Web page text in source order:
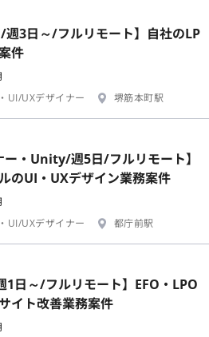
/週3日～/フルリモート】自社のLP
件
UI/UXデザイナー
堺筋本町駅
ー・Unity/週5日/フルリモート】
のUI・UXデザイン業務案件
UI/UXデザイナー
都庁前駅
1日～/フルリモート】EFO・LPO
イト改善業務案件